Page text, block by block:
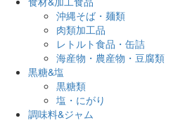
沖縄そば・麺類
肉類加工品
レトルト食品・缶詰
海産物・農産物・豆腐類
黒糖&塩
黒糖類
塩・にがり
調味料&ジャム